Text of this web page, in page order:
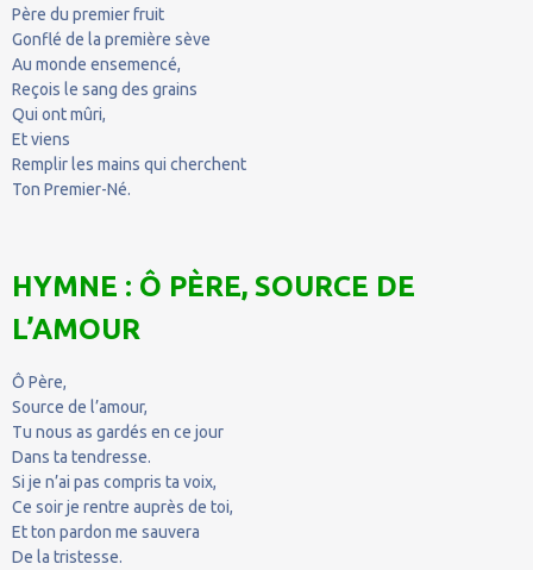
Père du premier fruit
Gonflé de la première sève
Au monde ensemencé,
Reçois le sang des grains
Qui ont mûri,
Et viens
Remplir les mains qui cherchent
Ton Premier-Né.
HYMNE : Ô PÈRE, SOURCE DE
L’AMOUR
Ô Père,
Source de l’amour,
Tu nous as gardés en ce jour
Dans ta tendresse.
Si je n’ai pas compris ta voix,
Ce soir je rentre auprès de toi,
Et ton pardon me sauvera
De la tristesse.